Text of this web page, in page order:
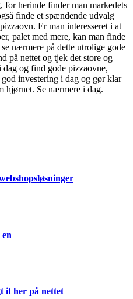
for herinde finder man markedets
finde et spændende udvalg
Er man interesseret i at
palet med mere, kan man finde
nærmere på dette utrolige gode
på nettet og tjek det store og
og find gode pizzaovne,
investering i dag og gør klar
hjørnet. Se nærmere i dag.
it her på nettet